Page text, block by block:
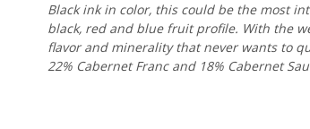
Black ink in color, this could be the most
black, red and blue fruit profile. With the
flavor and minerality that never wants to
22% Cabernet Franc and 18% Cabernet